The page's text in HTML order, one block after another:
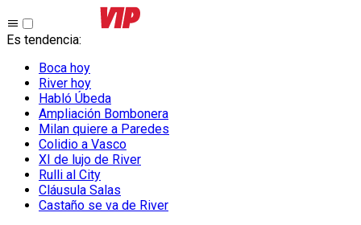
Es tendencia:
Boca hoy
River hoy
Habló Úbeda
Ampliación Bombonera
Milan quiere a Paredes
Colidio a Vasco
XI de lujo de River
Rulli al City
Cláusula Salas
Castaño se va de River